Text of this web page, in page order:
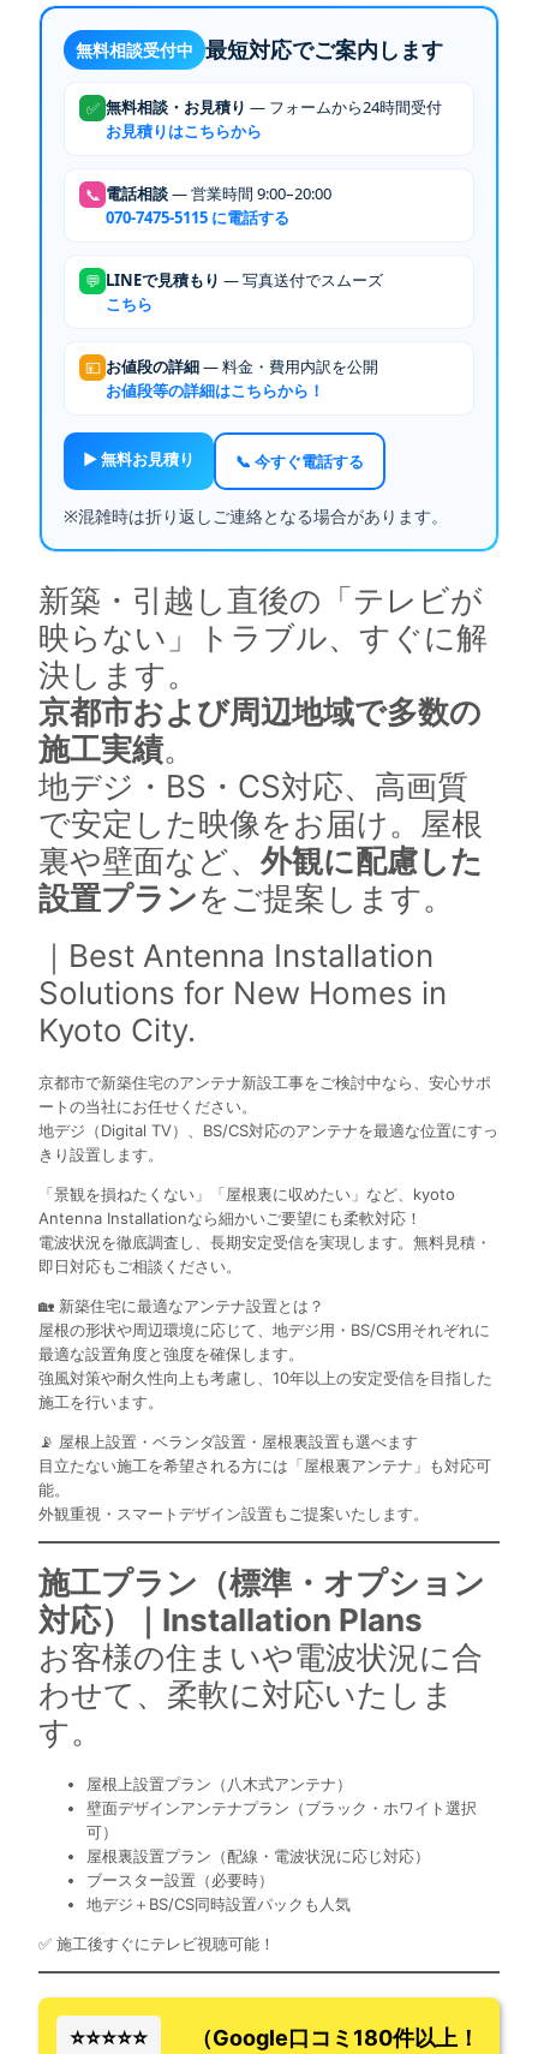
無料相談受付中 最短対応でご案内します
✅ 無料相談・お見積り — フォームから24時間受付
お見積りはこちらから
📞 電話相談— 営業時間 9:00–20:00
070-7475-5115 に電話する
💬 LINEで見積もり — 写真送付でスムーズ
こちら
💴 お値段の詳細— 料金・費用内訳を公開
お値段等の詳細はこちらから！
▶ 無料お見積り 📞 今すぐ電話する
※混雑時は折り返しご連絡となる場合があります。
新築・引越し直後の「テレビが
映らない」トラブル、すぐに解
決します。
京都市および周辺地域で多数の
施工実績。
地デジ・BS・CS対応、高画質
で安定した映像をお届け。屋根
裏や壁面など、 外観に配慮した
設置プランをご提案します。
｜Best Antenna Installation
Solutions for New Homes in
Kyoto City.
京都市で新築住宅のアンテナ新設工事をご検討中なら、安心サポ
ートの当社にお任せください。
地デジ（Digital TV）、BS/CS対応のアンテナを最適な位置にすっ
きり設置します。
「景観を損ねたくない」「屋根裏に収めたい」など、kyoto
Antenna Installationなら細かいご要望にも柔軟対応！
電波状況を徹底調査し、長期安定受信を実現します。無料見積・
即日対応もご相談ください。
🏡 新築住宅に最適なアンテナ設置とは？
屋根の形状や周辺環境に応じて、地デジ用・BS/CS用それぞれに
最適な設置角度と強度を確保します。
強風対策や耐久性向上も考慮し、10年以上の安定受信を目指した
施工を行います。
📡 屋根上設置・ベランダ設置・屋根裏設置も選べます
目立たない施工を希望される方には「屋根裏アンテナ」も対応可
能。
外観重視・スマートデザイン設置もご提案いたします。
施工プラン（標準・オプション
対応）｜Installation Plans
お客様の住まいや電波状況に合
わせて、柔軟に対応いたしま
す。
屋根上設置プラン（八木式アンテナ）
壁面デザインアンテナプラン（ブラック・ホワイト選択
可）
屋根裏設置プラン（配線・電波状況に応じ対応）
ブースター設置（必要時）
地デジ＋BS/CS同時設置パックも人気
✅ 施工後すぐにテレビ視聴可能！
⭐⭐⭐⭐⭐
（Google口コミ180件以上！